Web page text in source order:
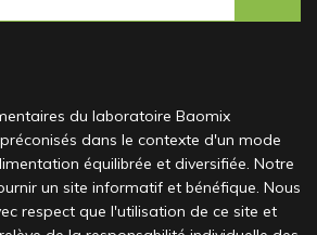
du laboratoire Baomix
dans le contexte d'un mode
équilibrée et diversifiée. Notre
un site informatif et bénéfique. Nous
respect que l'utilisation de ce site et